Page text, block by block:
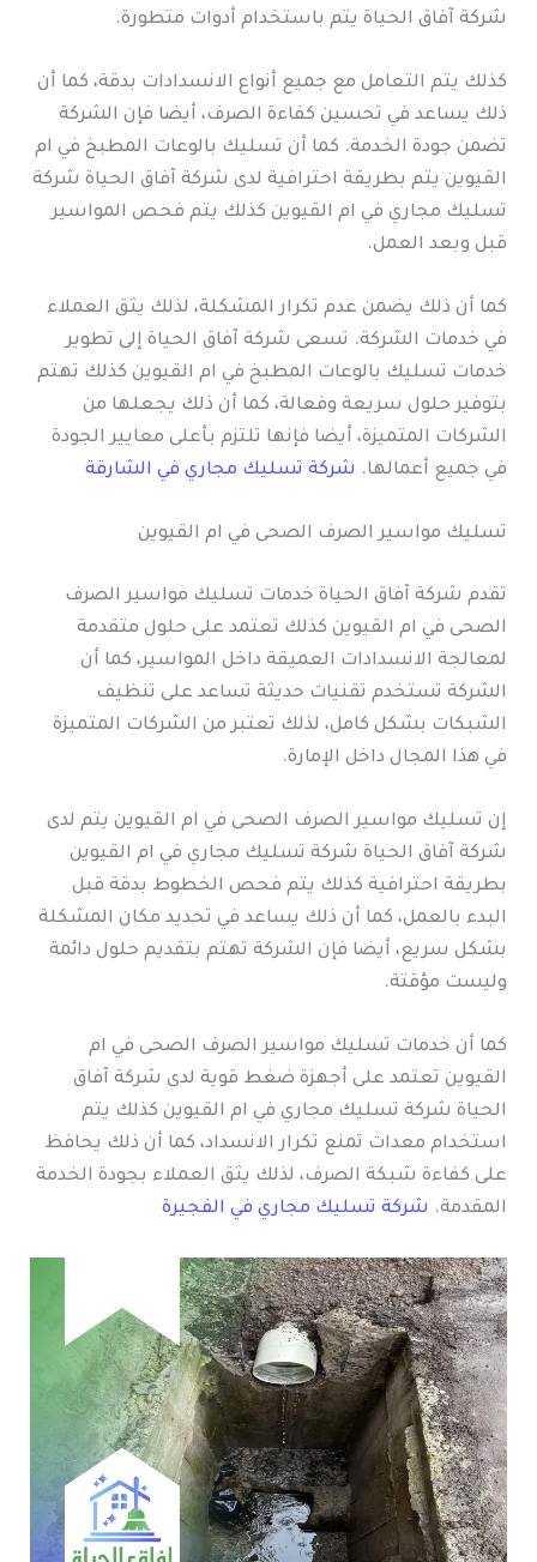
شركة آفاق الحياة يتم باستخدام أدوات متطورة.
كذلك يتم التعامل مع جميع أنواع الانسدادات بدقة، كما أن
ذلك يساعد في تحسين كفاءة الصرف، أيضا فإن الشركة
تضمن جودة الخدمة. كما أن تسليك بالوعات المطبخ في ام
القيوين يتم بطريقة احترافية لدى شركة آفاق الحياة شركة
تسليك مجاري في ام القيوين كذلك يتم فحص المواسير
قبل وبعد العمل.
كما أن ذلك يضمن عدم تكرار المشكلة، لذلك يثق العملاء
في خدمات الشركة. تسعى شركة آفاق الحياة إلى تطوير
خدمات تسليك بالوعات المطبخ في ام القيوين كذلك تهتم
بتوفير حلول سريعة وفعالة، كما أن ذلك يجعلها من
الشركات المتميزة، أيضا فإنها تلتزم بأعلى معايير الجودة
في جميع أعمالها. شركة تسليك مجاري في الشارقة
تسليك مواسير الصرف الصحى في ام القيوين
تقدم شركة آفاق الحياة خدمات تسليك مواسير الصرف
الصحى في ام القيوين كذلك تعتمد على حلول متقدمة
لمعالجة الانسدادات العميقة داخل المواسير، كما أن
الشركة تستخدم تقنيات حديثة تساعد على تنظيف
الشبكات بشكل كامل، لذلك تعتبر من الشركات المتميزة
في هذا المجال داخل الإمارة.
إن تسليك مواسير الصرف الصحى في ام القيوين يتم لدى
شركة آفاق الحياة شركة تسليك مجاري في ام القيوين
بطريقة احترافية كذلك يتم فحص الخطوط بدقة قبل
البدء بالعمل، كما أن ذلك يساعد في تحديد مكان المشكلة
بشكل سريع، أيضا فإن الشركة تهتم بتقديم حلول دائمة
وليست مؤقتة.
كما أن خدمات تسليك مواسير الصرف الصحى في ام
القيوين تعتمد على أجهزة ضغط قوية لدى شركة آفاق
الحياة شركة تسليك مجاري في ام القيوين كذلك يتم
استخدام معدات تمنع تكرار الانسداد، كما أن ذلك يحافظ
على كفاءة شبكة الصرف، لذلك يثق العملاء بجودة الخدمة
المقدمة. شركة تسليك مجاري في الفجيرة